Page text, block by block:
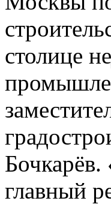
столице
главный